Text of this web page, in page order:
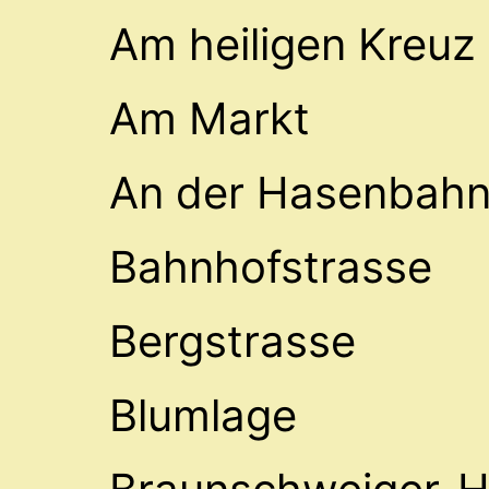
Am heiligen Kreuz
Am Markt
An der
Bahnhofstrasse
Bergstrasse
Blumlage